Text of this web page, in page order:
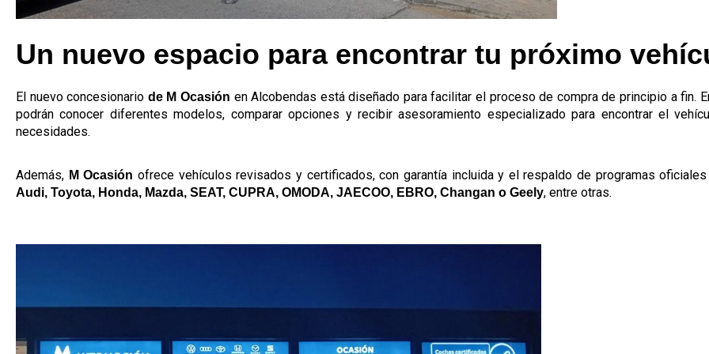
Un nuevo espacio para encontrar tu próximo
El nuevo concesionario de M Ocasión en Alcobendas está diseñado para facilitar el proceso de compra de principio a fin.
podrán conocer diferentes modelos, comparar opciones y recibir asesoramiento especializado para encontrar el
necesidades.
Además, M Ocasión ofrece vehículos revisados y certificados, con garantía incluida y el respaldo de programas
Audi, Toyota, Honda, Mazda, SEAT, CUPRA, OMODA, JAECOO, EBRO, Changan o Geely, entre otras.